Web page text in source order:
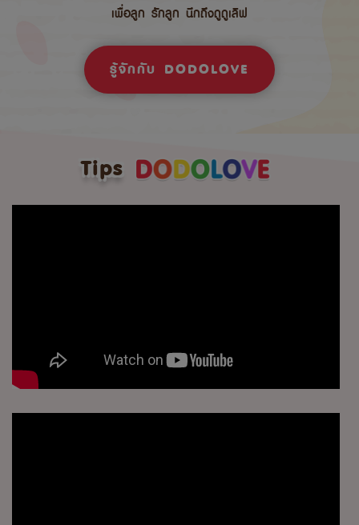
เพื่อลูก รักลูก นึกถึงดูดูเลิฟ
รู้จักกับ DODOLOVE
Tips